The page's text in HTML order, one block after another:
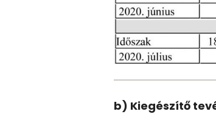
b) Kiegészítő